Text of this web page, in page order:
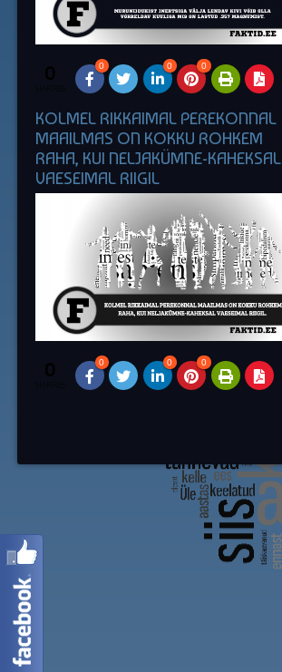
0 0 0 0
KOLMEL RIKKAIMAL PEREKONNAL
MAAILMAS ON KOKKU ROHKEM
RAHA, KUI NELJAKÜMNE-KAHEKSAL
VAESEIMAL RIIGIL
0 0 0 0